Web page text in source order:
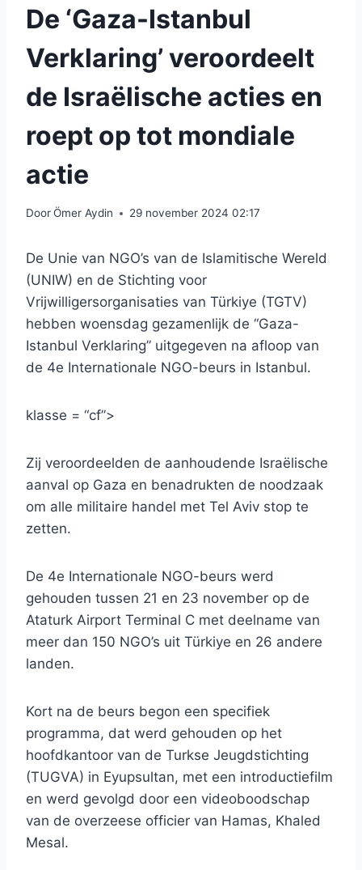
De ‘Gaza-Istanbul
Verklaring’ veroordeelt
de Israëlische acties en
roept op tot mondiale
actie
DoorÖmer Aydin 29 november 2024 02:17
De Unie van NGO’s van de Islamitische Wereld
(UNIW) en de Stichting voor
Vrijwilligersorganisaties van Türkiye (TGTV)
hebben woensdag gezamenlijk de “Gaza-
Istanbul Verklaring” uitgegeven na afloop van
de 4e Internationale NGO-beurs in Istanbul.
klasse = “cf”>
Zij veroordeelden de aanhoudende Israëlische
aanval op Gaza en benadrukten de noodzaak
om alle militaire handel met Tel Aviv stop te
zetten.
De 4e Internationale NGO-beurs werd
gehouden tussen 21 en 23 november op de
Ataturk Airport Terminal C met deelname van
meer dan 150 NGO’s uit Türkiye en 26 andere
landen.
Kort na de beurs begon een specifiek
programma, dat werd gehouden op het
hoofdkantoor van de Turkse Jeugdstichting
(TUGVA) in Eyupsultan, met een introductiefilm
en werd gevolgd door een videoboodschap
van de overzeese officier van Hamas, Khaled
Mesal.